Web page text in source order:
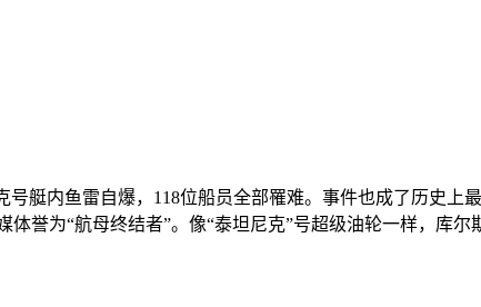
艇内鱼雷自爆，118位船员全部罹难。事件也成了历史
誉为“航母终结者”。像“泰坦尼克”号超级油轮一样，库尔